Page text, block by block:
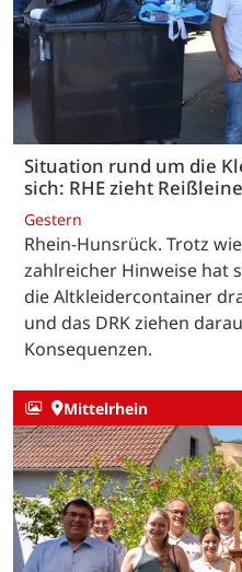
Situation rund um die
sich: RHE zieht
Gestern
Rhein-Hunsrück. Trotz
zahlreicher Hinweise hat
die Altkleidercontainer
und das DRK ziehen
Konsequenzen.
Mittelrhein